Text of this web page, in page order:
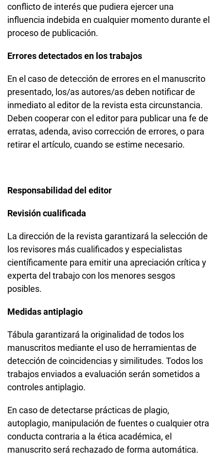
conflicto de interés que pudiera ejercer una
influencia indebida en cualquier momento durante el
proceso de publicación.
Errores detectados en los trabajos
En el caso de detección de errores en el manuscrito
presentado, los/as autores/as deben notificar de
inmediato al editor de la revista esta circunstancia.
Deben cooperar con el editor para publicar una fe de
erratas, adenda, aviso corrección de errores, o para
retirar el artículo, cuando se estime necesario.
Responsabilidad del editor
Revisión cualificada
La dirección de la revista garantizará la selección de
los revisores más cualificados y especialistas
científicamente para emitir una apreciación crítica y
experta del trabajo con los menores sesgos
posibles.
Medidas antiplagio
Tábula garantizará la originalidad de todos los
manuscritos mediante el uso de herramientas de
detección de coincidencias y similitudes. Todos los
trabajos enviados a evaluación serán sometidos a
controles antiplagio.
En caso de detectarse prácticas de plagio,
autoplagio, manipulación de fuentes o cualquier otra
conducta contraria a la ética académica, el
manuscrito será rechazado de forma automática.